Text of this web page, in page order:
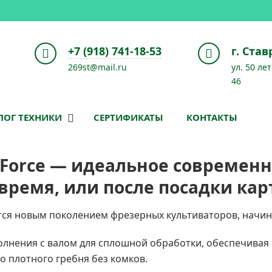
+7 (918) 741-18-53
269st@mail.ru
г.
ул. 50
46
ТЕХНИКИ СЕРТИФИКАТЫ КОНТАКТЫ
— идеальное
или после посадки
новым поколением фрезерных культиваторов,
с валом для сплошной обработки,
плотного гребня без комков.